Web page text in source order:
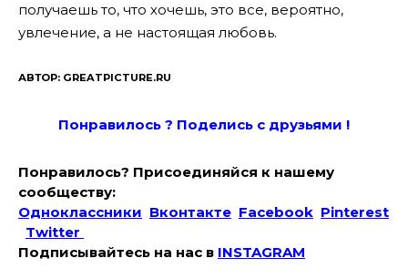
получаешь то, что хочешь, это все, вероятно,
увлечение, а не настоящая любовь.
АВТОР: GREATPICTURE.RU
Понравилось ? Поделись с друзьями !
Понравилось? Присоединяйся к нашему
сообществу:
Одноклассники Вконтакте Facebook Pinterest
Twitter
Подписывайтесь на наc в INSTAGRAM